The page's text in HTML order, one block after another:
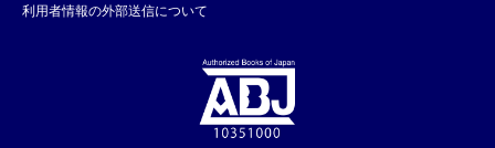
利用者情報の外部送信について